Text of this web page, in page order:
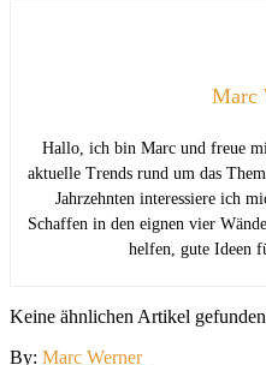
Marc
Hallo, ich bin Marc und freue
aktuelle Trends rund um das
Jahrzehnten interessiere ich
Schaffen in den eignen vier
helfen, gute Ideen
Keine ähnlichen Artikel
2026-
By: Marc Werner